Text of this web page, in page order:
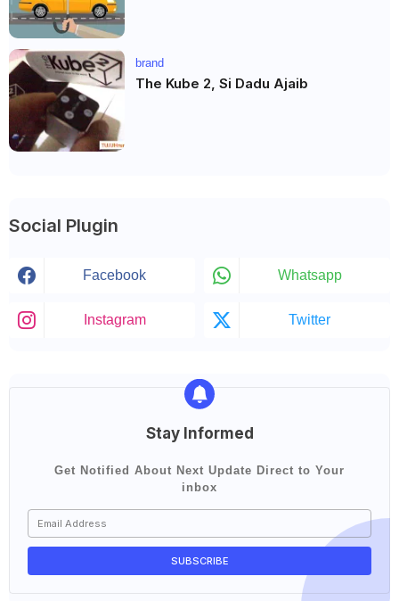
brand
The Kube 2, Si Dadu Ajaib
Social Plugin
Facebook Whatsapp
Instagram Twitter
Stay Informed
Get Notified About Next Update Direct to Your
inbox